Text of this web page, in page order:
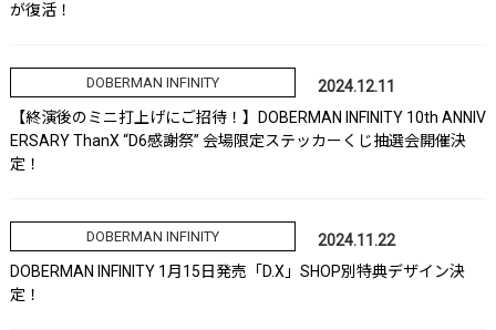
が復活！
DOBERMAN INFINITY
2024.12.11
【終演後のミニ打上げにご招待！】DOBERMAN INFINITY 10th ANNIV
ERSARY ThanX “D6感謝祭” 会場限定ステッカーくじ抽選会開催決
定！
DOBERMAN INFINITY
2024.11.22
DOBERMAN INFINITY 1月15日発売「D.X」SHOP別特典デザイン決
定！